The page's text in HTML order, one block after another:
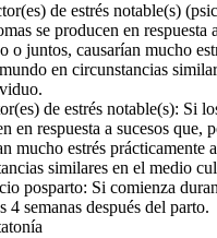
de estrés notable(s)
se producen en respuesta
o juntos, causarían mucho
en circunstancias
de estrés notable(s): Si
en respuesta a sucesos que,
mucho estrés prácticamente
similares en el medio
posparto: Si comienza
4 semanas después del parto.